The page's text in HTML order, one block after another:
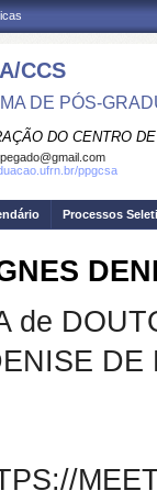
CCS
DE PÓS-
DO CENTRO
ppgcsa
Processos
de
DE